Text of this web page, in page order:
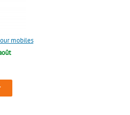
mobiles